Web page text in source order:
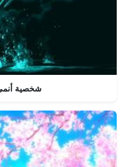
شخصية أنمي